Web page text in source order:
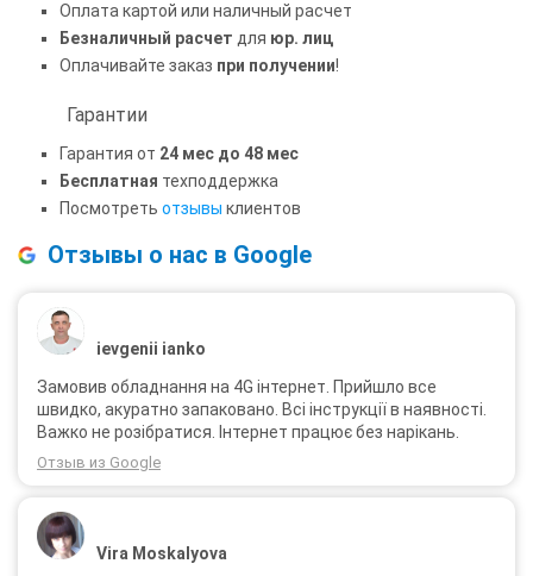
Оплата картой или наличный расчет
Безналичный расчет для юр. лиц
Оплачивайте заказ при получении!
Гарантии
Гарантия от 24 мес до 48 мес
Бесплатная техподдержка
Посмотреть отзывы клиентов
Отзывы о нас в Google
ievgenii ianko
Замовив обладнання на 4G інтернет. Прийшло все
швидко, акуратно запаковано. Всі інструкції в наявності.
Важко не розібратися. Інтернет працює без нарікань.
Отзыв из Google
Vira Moskalyova